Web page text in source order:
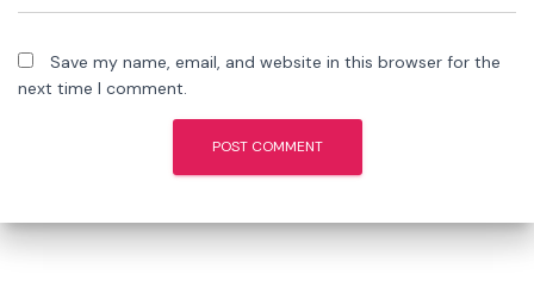
Save my name, email, and website in this browser for the
next time I comment.